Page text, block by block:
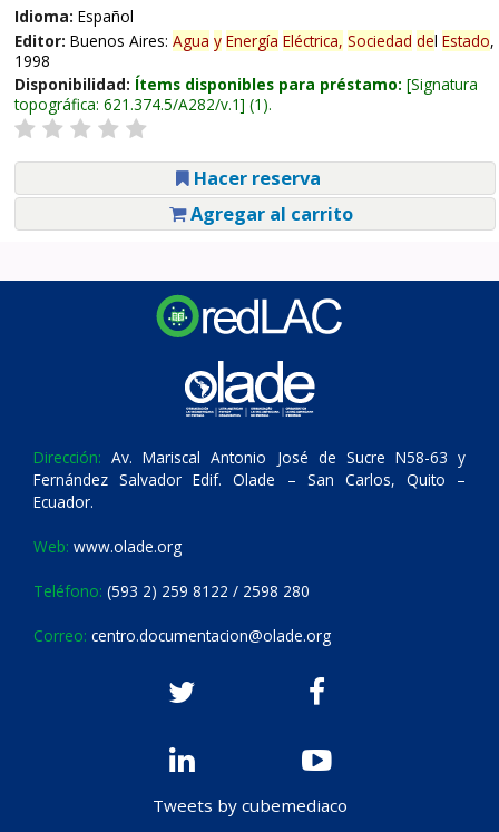
Idioma: Español
Editor: Buenos Aires: Agua y Energía Eléctrica, Sociedad del Estado,
1998
Disponibilidad: Ítems disponibles para préstamo: Signatura
topográfica: 621.374.5/A282/v.1 (1).
Hacer reserva
Agregar al carrito
Dirección: Av. Mariscal Antonio José de Sucre N58-63 y
Fernández Salvador Edif. Olade – San Carlos, Quito –
Ecuador.
Web: www.olade.org
Teléfono: (593 2) 259 8122 / 2598 280
Correo: centro.documentacion@olade.org
Tweets by cubemediaco